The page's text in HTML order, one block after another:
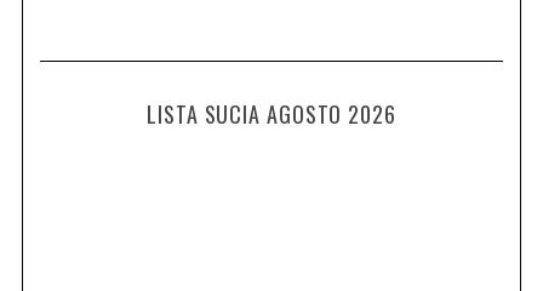
LISTA SUCIA AGOSTO 2026